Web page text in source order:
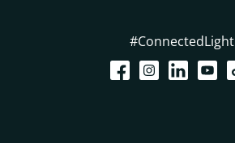
#ConnectedLight